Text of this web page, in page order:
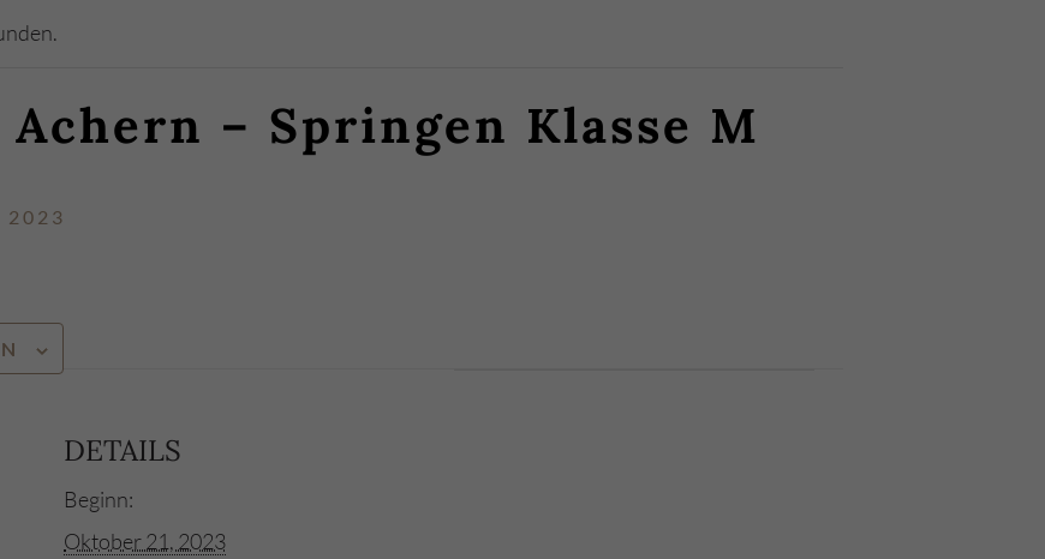
– Springen Klasse M
2023
DETAILS
Beginn:
Oktober 21, 2023